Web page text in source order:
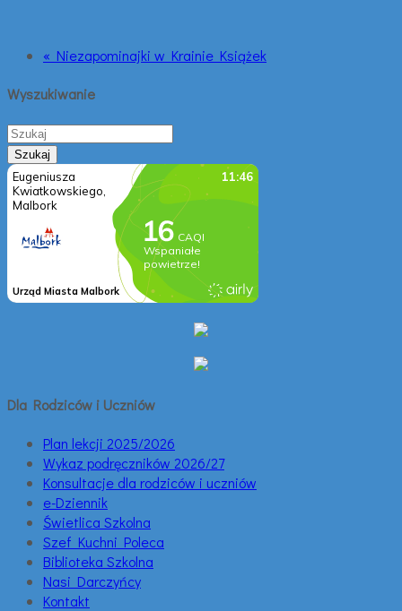
« Niezapominajki w Krainie Książek
Wyszukiwanie
Dla Rodziców i Uczniów
Plan lekcji 2025/2026
Wykaz podręczników 2026/27
Konsultacje dla rodziców i uczniów
e-Dziennik
Świetlica Szkolna
Szef Kuchni Poleca
Biblioteka Szkolna
Nasi Darczyńcy
Kontakt